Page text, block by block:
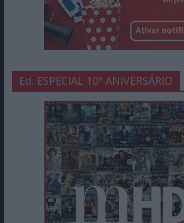
Ed. ESPECIAL 10º ANIVERSÁRIO